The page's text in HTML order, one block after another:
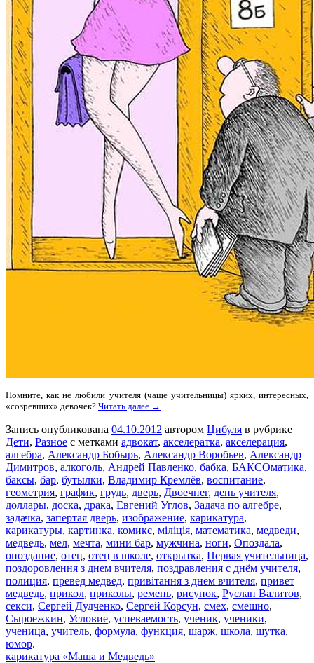
Помните, как не любили учителя (чаще учительницы) ярких, интересных,
«созревших» девочек? Читать далее →
Запись опубликована 04.10.2012 автором Цибуля в рубрике
Дети, Разное с метками адвокат, акселератка, акселерация,
алгебра, Александр Бобырь, Александр Воробьев, Александр
Димитров, алкоголь, Андрей Павленко, бабка, БАКСОматика,
баксы, бар, бутылки, Владимир Кремлёв, воспитание,
геометрия, график, грудь, дверь, Двоечнег, день учителя,
доллары, доска, драка, Евгений Углов, Задача по алгебре,
задачка, запертая дверь, изображение, карикатура,
карикатуры, картинка, комикс, міліція, математика, медведи,
медведь, мел, мечта, мини бар, мужчина, ноги, Опоздала,
опоздание, отец, отец в школе, открытка, Первая учительница,
поздоровлення з днем вчителя, поздравления с днём учителя,
полиция, превед медвед, привітання з днем вчителя, привет
медведь, прикол, приколы, ремень, рисунок, Руслан Валитов,
секси, Сергей Дудченко, Сергей Корсун, смех, смешно,
Сыроежкин, Условие, успеваемость, ученик, ученики,
ученица, учитель, формула, функция, шарж, школа, шутка,
юмор.
карикатура «Маша и Медведь»